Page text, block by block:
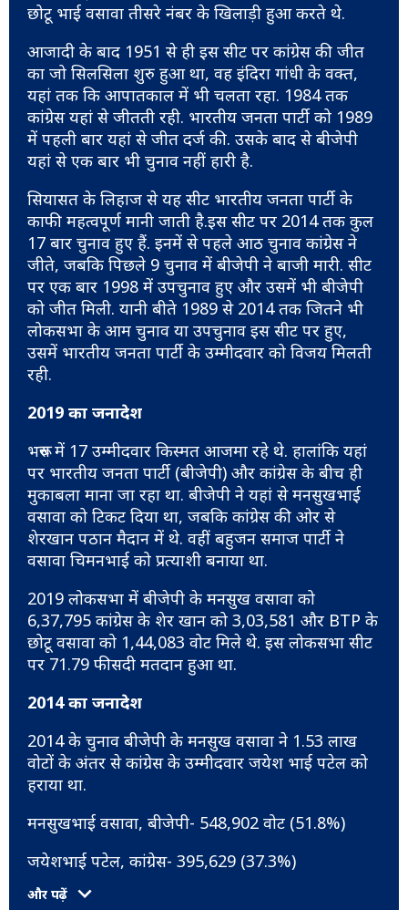
छोटू भाई वसावा तीसरे नंबर के खिलाड़ी हुआ करते थे.
आजादी के बाद 1951 से ही इस सीट पर कांग्रेस की जीत
का जो सिलसिला शुरु हुआ था, वह इंदिरा गांधी के वक्त,
यहां तक कि आपातकाल में भी चलता रहा. 1984 तक
कांग्रेस यहां से जीतती रही. भारतीय जनता पार्टी को 1989
में पहली बार यहां से जीत दर्ज की. उसके बाद से बीजेपी
यहां से एक बार भी चुनाव नहीं हारी है.
सियासत के लिहाज से यह सीट भारतीय जनता पार्टी के
काफी महत्वपूर्ण मानी जाती है.इस सीट पर 2014 तक कुल
17 बार चुनाव हुए हैं. इनमें से पहले आठ चुनाव कांग्रेस ने
जीते, जबकि पिछले 9 चुनाव में बीजेपी ने बाजी मारी. सीट
पर एक बार 1998 में उपचुनाव हुए और उसमें भी बीजेपी
को जीत मिली. यानी बीते 1989 से 2014 तक जितने भी
लोकसभा के आम चुनाव या उपचुनाव इस सीट पर हुए,
उसमें भारतीय जनता पार्टी के उम्मीदवार को विजय मिलती
रही.
2019 का जनादेश
भरूच में 17 उम्मीदवार किस्मत आजमा रहे थे. हालांकि यहां
पर भारतीय जनता पार्टी (बीजेपी) और कांग्रेस के बीच ही
मुकाबला माना जा रहा था. बीजेपी ने यहां से मनसुखभाई
वसावा को टिकट दिया था, जबकि कांग्रेस की ओर से
शेरखान पठान मैदान में थे. वहीं बहुजन समाज पार्टी ने
वसावा चिमनभाई को प्रत्याशी बनाया था.
2019 लोकसभा में बीजेपी के मनसुख वसावा को
6,37,795 कांग्रेस के शेर खान को 3,03,581 और BTP के
छोटू वसावा को 1,44,083 वोट मिले थे. इस लोकसभा सीट
पर 71.79 फीसदी मतदान हुआ था.
2014 का जनादेश
2014 के चुनाव बीजेपी के मनसुख वसावा ने 1.53 लाख
वोटों के अंतर से कांग्रेस के उम्मीदवार जयेश भाई पटेल को
हराया था.
मनसुखभाई वसावा, बीजेपी- 548,902 वोट (51.8%)
जयेशभाई पटेल, कांग्रेस- 395,629 (37.3%)
और पढ़ें